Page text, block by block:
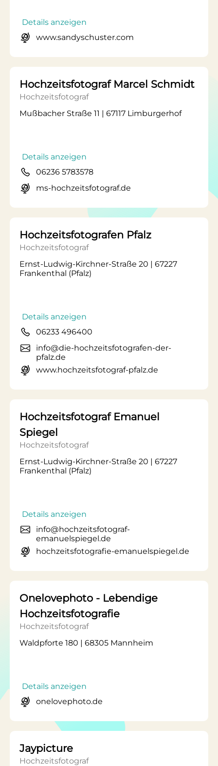
Details anzeigen
www.sandyschuster.com
Hochzeitsfotograf Marcel Schmidt
Hochzeitsfotograf
Mußbacher Straße 11 | 67117 Limburgerhof
Details anzeigen
06236 5783578
ms-hochzeitsfotograf.de
Hochzeitsfotografen Pfalz
Hochzeitsfotograf
Ernst-Ludwig-Kirchner-Straße 20 | 67227
Frankenthal (Pfalz)
Details anzeigen
06233 496400
info@die-hochzeitsfotografen-der-
pfalz.de
www.hochzeitsfotograf-pfalz.de
Hochzeitsfotograf Emanuel
Spiegel
Hochzeitsfotograf
Ernst-Ludwig-Kirchner-Straße 20 | 67227
Frankenthal (Pfalz)
Details anzeigen
info@hochzeitsfotograf-
emanuelspiegel.de
hochzeitsfotografie-emanuelspiegel.de
Onelovephoto - Lebendige
Hochzeitsfotografie
Hochzeitsfotograf
Waldpforte 180 | 68305 Mannheim
Details anzeigen
onelovephoto.de
Jaypicture
Hochzeitsfotograf